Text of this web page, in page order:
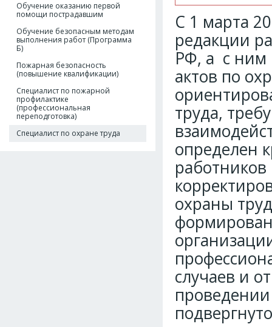
Обучение оказанию первой
помощи пострадавшим
Обучение безопасным методам
выполнения работ (Программа
Б)
Пожарная безопасность
(повышение квалификации)
Специалист по пожарной
профилактике
(профессиональная
переподготовка)
Специалист по охране труда
С 1 марта
редакции
РФ, а с ним
актов по
труда,
определен
охраны
случаев и